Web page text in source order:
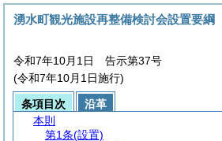
湧水町観光施設再整備検討会設置要綱
令和7年10月1日 告示第37号
(令和7年10月1日施行)
条項目次
沿革
本則
第1条(設置)